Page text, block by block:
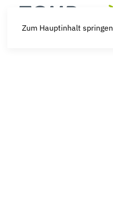
Zum Hauptinhalt springen